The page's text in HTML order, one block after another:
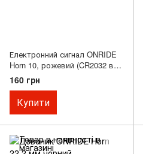
Електронний сигнал ONRIDE
Horn 10, рожевий (CR2032 в
комплекті), пластиковий
160 грн
Купити